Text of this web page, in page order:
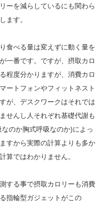
ーを減らしているにも関わら
ます。
食べる量は変えずに動く量を
一番です。ですが、摂取カロ
程度分かりますが、消費カロ
ートフォンやフィットネスト
が、デスクワークはそれでは
せんし人それぞれ基礎代謝も
のか胸式呼吸なのか)によっ
すから実際の計算よりも多か
算ではわかりません。
する事で摂取カロリーも消費
指輪型ガジェットがこの